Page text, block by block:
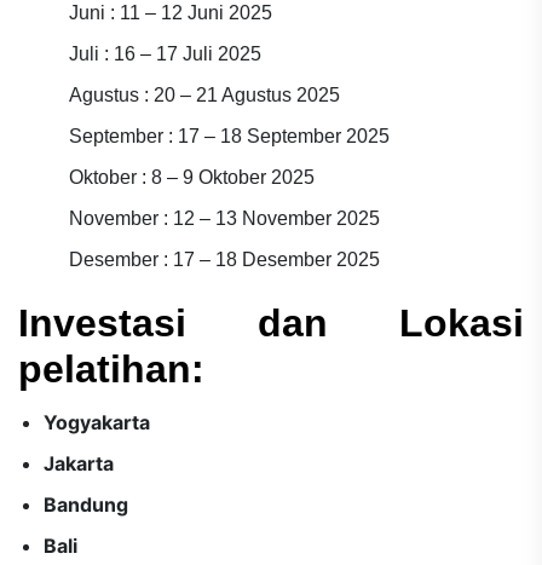
Juni : 11 – 12 Juni 2025
Juli : 16 – 17 Juli 2025
Agustus : 20 – 21 Agustus 2025
September : 17 – 18 September 2025
Oktober : 8 – 9 Oktober 2025
November : 12 – 13 November 2025
Desember : 17 – 18 Desember 2025
Investasi dan Lokasi
pelatihan:
Yogyakarta
Jakarta
Bandung
Bali